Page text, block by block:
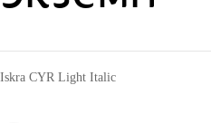
Iskra CYR Light Italic